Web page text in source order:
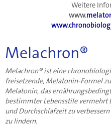
Weitere
www.
Melachron®
Melachron® ist eine
freisetzende, Melatonin-Formel
Melatonin, das
bestimmter Lebensstile
und Durchschlafzeit zu
zu lindern.